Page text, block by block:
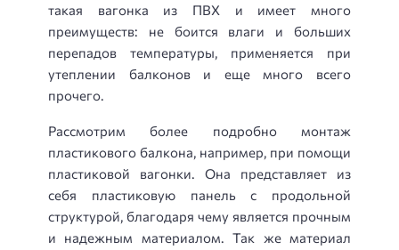
такая вагонка из ПВХ и имеет много
преимуществ: не боится влаги и больших
перепадов температуры, применяется при
утеплении балконов и еще много всего
прочего.
Рассмотрим более подробно монтаж
пластикового балкона, например, при помощи
пластиковой вагонки. Она представляет из
себя пластиковую панель с продольной
структурой, благодаря чему является прочным
и надежным материалом. Так же материал